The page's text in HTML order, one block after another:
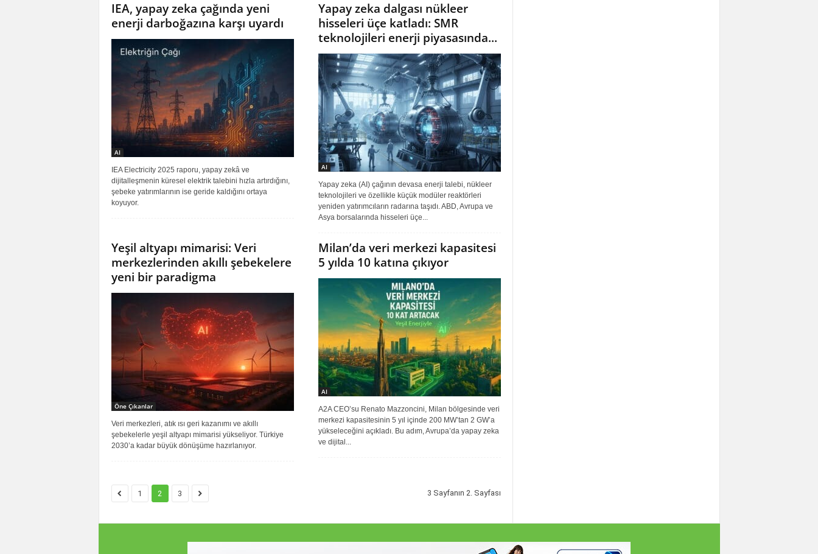
IEA, yapay zeka çağında yeni
enerji darboğazına karşı uyardı
AI
IEA Electricity 2025 raporu, yapay zekâ ve
dijitalleşmenin küresel elektrik talebini hızla artırdığını,
şebeke yatırımlarının ise geride kaldığını ortaya
koyuyor.
Yapay zeka dalgası nükleer
hisseleri üçe katladı: SMR
teknolojileri enerji piyasasında...
AI
Yapay zeka (AI) çağının devasa enerji talebi, nükleer
teknolojileri ve özellikle küçük modüler reaktörleri
yeniden yatırımcıların radarına taşıdı. ABD, Avrupa ve
Asya borsalarında hisseleri üçe...
Yeşil altyapı mimarisi: Veri
merkezlerinden akıllı şebekelere
yeni bir paradigma
Öne Çıkanlar
Veri merkezleri, atık ısı geri kazanımı ve akıllı
şebekelerle yeşil altyapı mimarisi yükseliyor. Türkiye
2030’a kadar büyük dönüşüme hazırlanıyor.
Milan’da veri merkezi kapasitesi
5 yılda 10 katına çıkıyor
AI
A2A CEO’su Renato Mazzoncini, Milan bölgesinde veri
merkezi kapasitesinin 5 yıl içinde 200 MW’tan 2 GW’a
yükseleceğini açıkladı. Bu adım, Avrupa’da yapay zeka
ve dijital...
1 2 3 3 Sayfanın 2. Sayfası